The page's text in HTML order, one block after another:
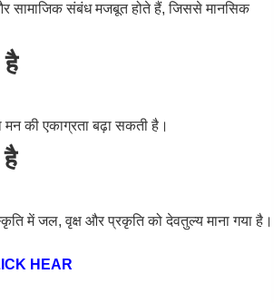
सामाजिक संबंध मजबूत होते हैं, जिससे मानसिक
है
की एकाग्रता बढ़ा सकती है।
है
में जल, वृक्ष और प्रकृति को देवतुल्य माना गया है।
HEAR